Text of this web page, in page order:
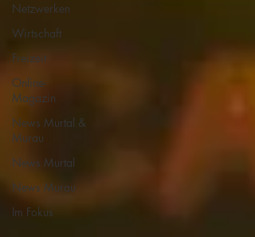
Netzwerken
Wirtschaft
Freizeit
Online-
Magazin
News Murtal &
Murau
News Murtal
News Murau
Im Fokus